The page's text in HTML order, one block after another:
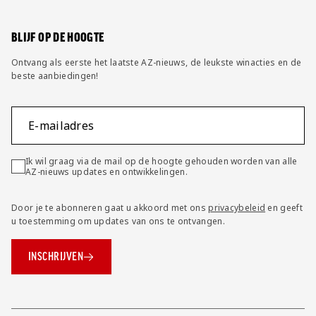
BLIJF OP DE HOOGTE
Ontvang als eerste het laatste AZ-nieuws, de leukste winacties en de
beste aanbiedingen!
E-mailadres
Ik wil graag via de mail op de hoogte gehouden worden van alle
AZ-nieuws updates en ontwikkelingen.
Door je te abonneren gaat u akkoord met onsprivacybeleid en geeft
u toestemming om updates van ons te ontvangen.
INSCHRIJVEN